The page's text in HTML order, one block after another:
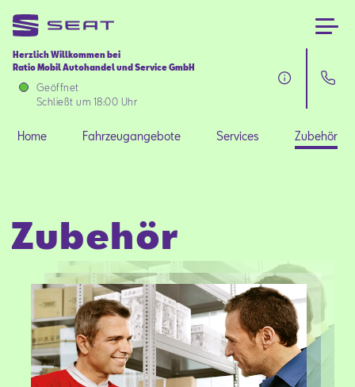
Herzlich Willkommen bei
Ratio Mobil Autohandel und Service GmbH
Geöffnet
Schließt um 18:00 Uhr
Home
Fahrzeugangebote
Zubehör
SEAT FOR BUSINESS
Über uns
Aktionen
Home Fahrzeugangebote Services Zubehör
Zubehör